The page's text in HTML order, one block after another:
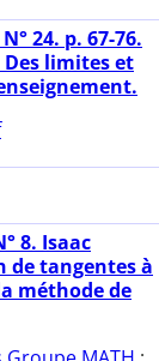
24. p. 67-76.
limites et
8. Isaac
tangentes à
méthode de